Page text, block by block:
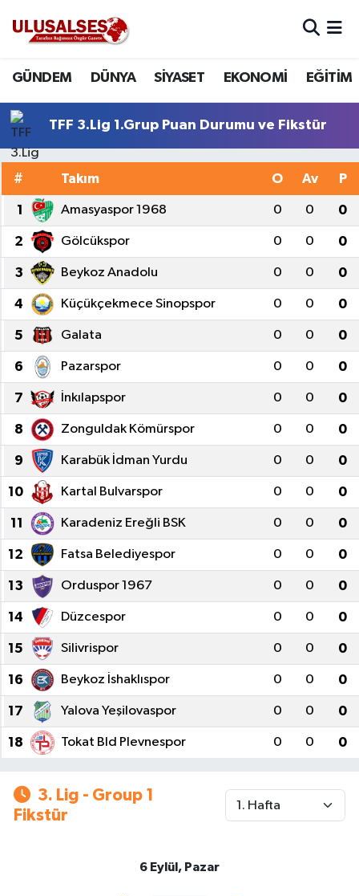
GÜNDEM DÜNYA SİYASET EKONOMİ EĞİTİM
TFF 3.Lig 1.Grup Puan Durumu ve Fikstür
# Takım O Av P
1 Amasyaspor 1968 0 0 0
2 Gölcükspor 0 0 0
3 Beykoz Anadolu 0 0 0
4 Küçükçekmece Sinopspor 0 0 0
5 Galata 0 0 0
6 Pazarspor 0 0 0
7 İnkılapspor 0 0 0
8 Zonguldak Kömürspor 0 0 0
9 Karabük İdman Yurdu 0 0 0
10 Kartal Bulvarspor 0 0 0
11 Karadeniz Ereğli BSK 0 0 0
12 Fatsa Belediyespor 0 0 0
13 Orduspor 1967 0 0 0
14 Düzcespor 0 0 0
15 Silivrispor 0 0 0
16 Beykoz İshaklıspor 0 0 0
17 Yalova Yeşilovaspor 0 0 0
18 Tokat Bld Plevnespor 0 0 0
3. Lig - Group 1
Fikstür
6 Eylül, Pazar
DÜNYA
EKONOMİ
EĞİTİM
SAĞLIK
MAGAZİN
SPOR
Trafik Durumu
Tüm Manşetler
Son Dakika Haberleri
Haber Arşivi